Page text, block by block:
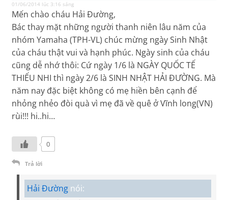
01/06/2014 lúc 3:16 sáng
Mến chào cháu Hải Đường,
Bác thay mặt những người thanh niên lâu năm của
nhóm Yamaha (TPH-VL) chúc mừng ngày Sinh Nhật
của cháu thật vui và hạnh phúc. Ngày sinh của cháu
cũng dễ nhớ thôi: Cứ ngày 1/6 là NGÀY QUỐC TẾ
THIẾU NHI thì ngày 2/6 là SINH NHẬT HẢI ĐƯỜNG. Mà
năm nay đặc biệt không có mẹ hiền bên cạnh để
nhỏng nhẻo đòi quà vì mẹ đã về quê ở Vĩnh long(VN)
rùi!!! hi..hi…
0
Trả lời
Hải Đường nói: